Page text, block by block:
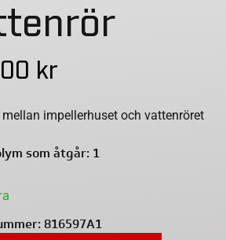
kr
impellerhuset och vattenröret
som åtgår: 1
816597A1